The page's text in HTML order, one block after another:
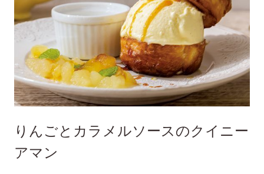
りんごとカラメルソースのクイニー
アマン